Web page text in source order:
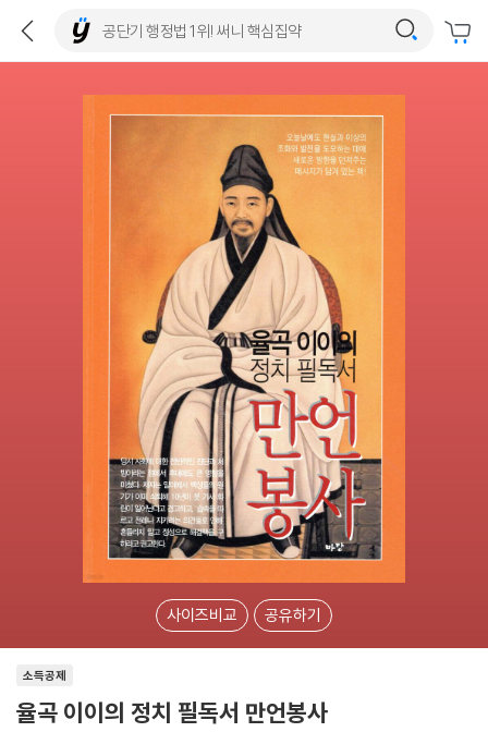
사이즈비교 공유하기
소득공제
율곡 이이의 정치 필독서 만언봉사